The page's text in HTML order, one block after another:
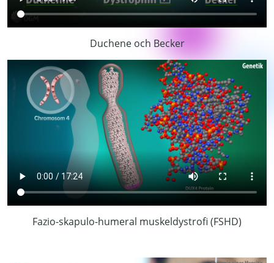
Duchene och Becker
Fazio-skapulo-humeral muskeldystrofi (FSHD)